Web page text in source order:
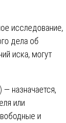
исследование,
дела об
иска, могут
назначается,
или
и